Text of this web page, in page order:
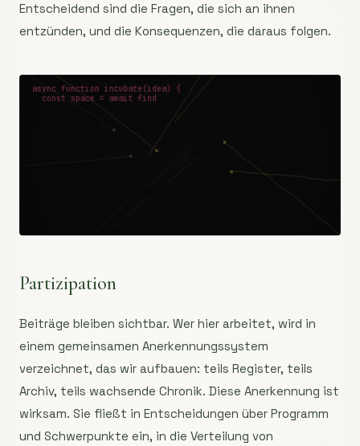
Entscheidend sind die Fragen, die sich an ihnen
entzünden, und die Konsequenzen, die daraus folgen.
Partizipation
Beiträge bleiben sichtbar. Wer hier arbeitet, wird in
einem gemeinsamen Anerkennungssystem
verzeichnet, das wir aufbauen: teils Register, teils
Archiv, teils wachsende Chronik. Diese Anerkennung ist
wirksam. Sie fließt in Entscheidungen über Programm
und Schwerpunkte ein, in die Verteilung von